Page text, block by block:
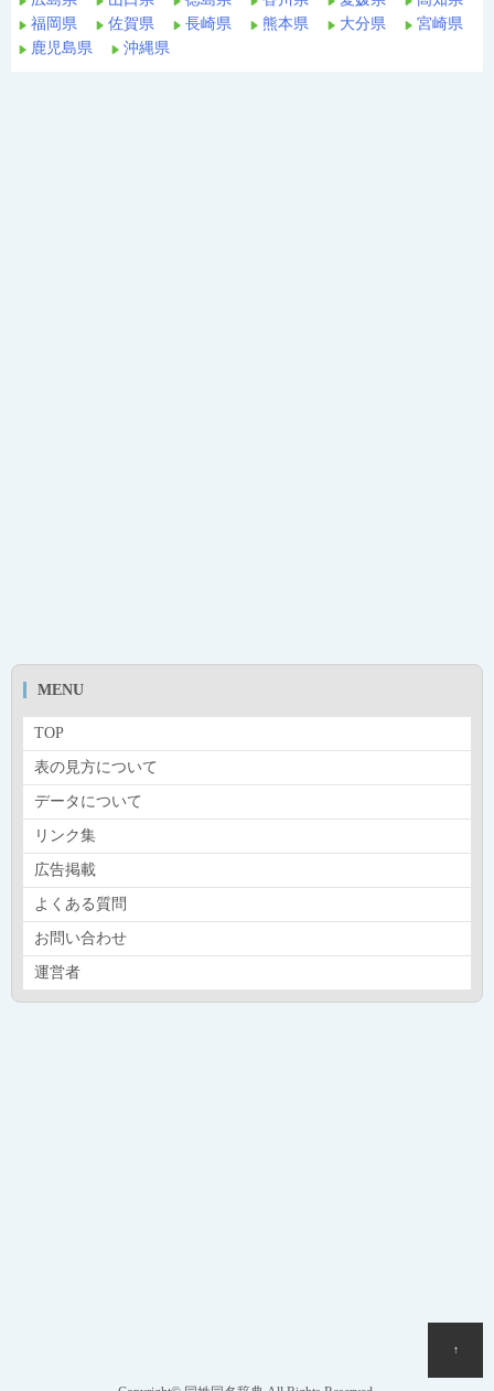
福岡県
佐賀県 長崎県 熊本県 大分県
宮崎県
鹿児島県
沖縄県
MENU
TOP
表の見方について
データについて
リンク集
広告掲載
よくある質問
お問い合わせ
運営者
↑